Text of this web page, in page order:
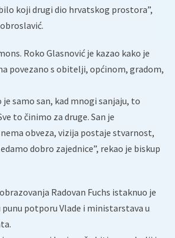
koji drugi dio hrvatskog prostora”,
Roko Glasnović je kazao kako je
povezano s obitelji, općinom, gradom,
je samo san, kad mnogi sanjaju, to
to činimo za druge. San je
obveza, vizija postaje stvarnost,
dobro zajednice”, rekao je biskup
Radovan Fuchs istaknuo je
potporu Vlade i ministarstava u